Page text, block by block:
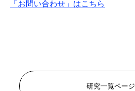
「お問い合わせ」はこちら
研究一覧ページ